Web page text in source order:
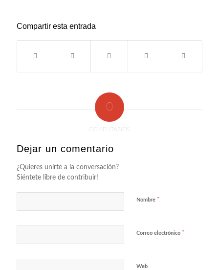
Compartir esta entrada
0
COMENTARIOS
Dejar un comentario
¿Quieres unirte a la conversación?
Siéntete libre de contribuir!
Nombre *
Correo electrónico *
Web